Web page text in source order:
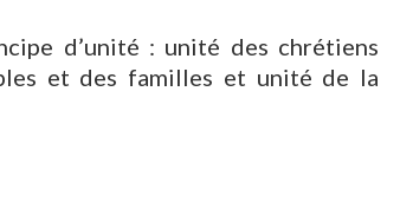
d’unité : unité des chrétiens
et des familles et unité de la